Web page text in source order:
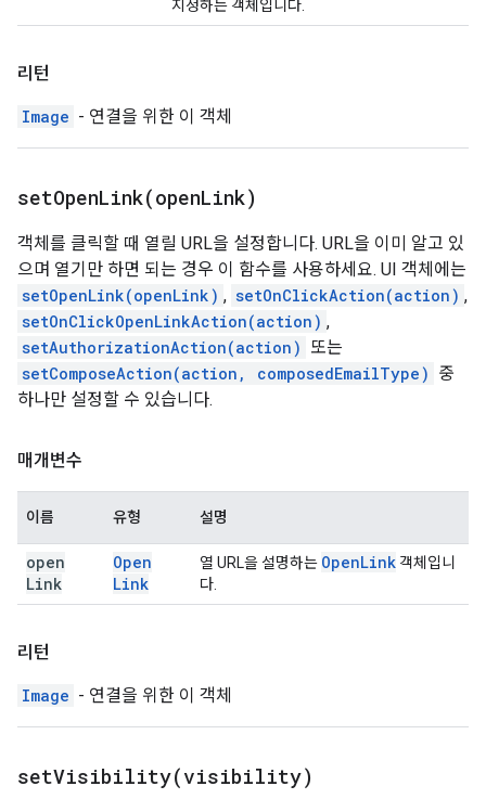
지정하는 객체입니다.
리턴
Image - 연결을 위한 이 객체
setOpenLink(openLink)
객체를 클릭할 때 열릴 URL을 설정합니다. URL을 이미 알고 있
으며 열기만 하면 되는 경우 이 함수를 사용하세요. UI 객체에는
setOpenLink(openLink) , setOnClickAction(action) ,
setOnClickOpenLinkAction(action) ,
setAuthorizationAction(action) 또는
setComposeAction(action, composedEmailType) 중
하나만 설정할 수 있습니다.
매개변수
이름 유형 설명
open
Link
Open
Link
열 URL을 설명하는 OpenLink 객체입니
다.
리턴
Image - 연결을 위한 이 객체
setVisibility(visibility)